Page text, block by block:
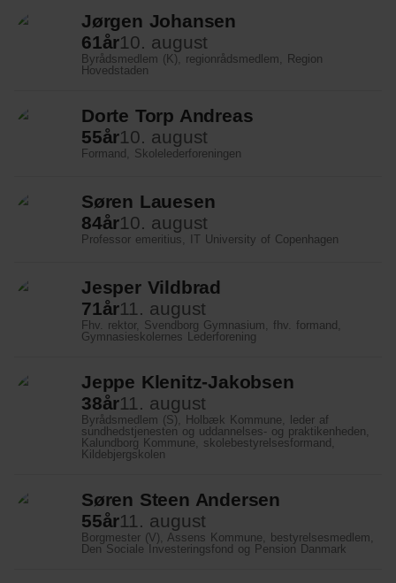
Maritim
Sundhed
Uddannelse
Jørgen Johansen
61år10. august
Byrådsmedlem (K), regionrådsmedlem, Region
Hovedstaden
Dorte Torp Andreas
55år10. august
Formand, Skolelederforeningen
Søren Lauesen
84år10. august
Professor emeritius, IT University of Copenhagen
Jesper Vildbrad
71år11. august
Fhv. rektor, Svendborg Gymnasium, fhv. formand,
Gymnasieskolernes Lederforening
Jeppe Klenitz-Jakobsen
38år11. august
Byrådsmedlem (S), Holbæk Kommune, leder af
sundhedstjenesten og uddannelses- og praktikenheden,
Kalundborg Kommune, skolebestyrelsesformand,
Kildebjergskolen
Søren Steen Andersen
55år11. august
Borgmester (V), Assens Kommune, bestyrelsesmedlem,
Den Sociale Investeringsfond og Pension Danmark